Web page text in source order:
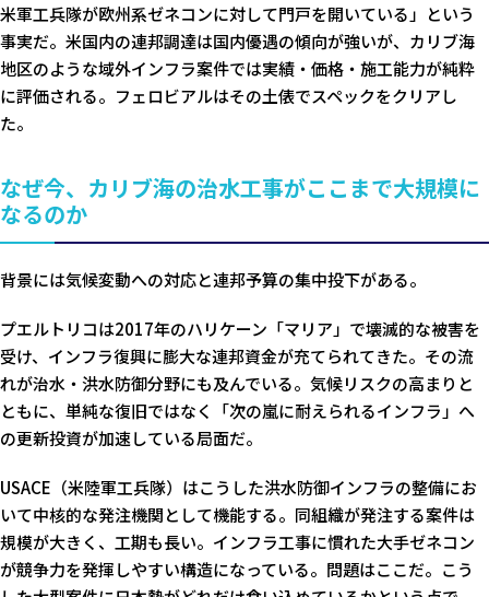
米軍工兵隊が欧州系ゼネコンに対して門戸を開いている」という
事実だ。米国内の連邦調達は国内優遇の傾向が強いが、カリブ海
地区のような域外インフラ案件では実績・価格・施工能力が純粋
に評価される。フェロビアルはその土俵でスペックをクリアし
た。
なぜ今、カリブ海の治水工事がここまで大規模に
なるのか
背景には気候変動への対応と連邦予算の集中投下がある。
プエルトリコは2017年のハリケーン「マリア」で壊滅的な被害を
受け、インフラ復興に膨大な連邦資金が充てられてきた。その流
れが治水・洪水防御分野にも及んでいる。気候リスクの高まりと
ともに、単純な復旧ではなく「次の嵐に耐えられるインフラ」へ
の更新投資が加速している局面だ。
USACE（米陸軍工兵隊）はこうした洪水防御インフラの整備にお
いて中核的な発注機関として機能する。同組織が発注する案件は
規模が大きく、工期も長い。インフラ工事に慣れた大手ゼネコン
が競争力を発揮しやすい構造になっている。問題はここだ。こう